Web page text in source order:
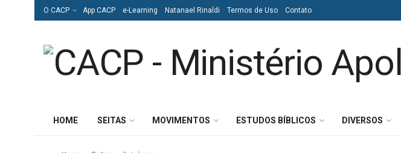
O CACP App CACP e-Learning Natanael Rinaldi Termos de Uso Contato
HOME SEITAS MOVIMENTOS ESTUDOS BÍBLICOS DIVERSOS